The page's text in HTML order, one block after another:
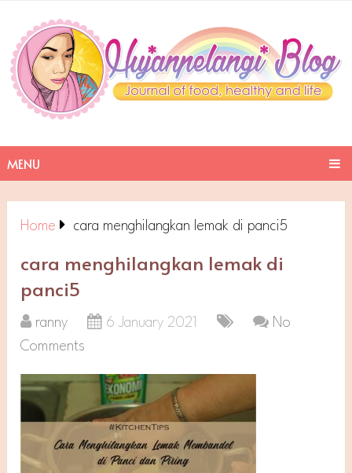
MENU
Home cara menghilangkan lemak di panci5
cara menghilangkan lemak di
panci5
ranny 6 January 2021
No
Comments